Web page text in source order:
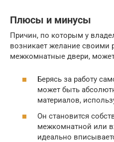
Плюсы и минусы
Причин, по которым у
возникает желание своими
межкомнатные двери,
Берясь за работу
может быть
материалов,
Он становится
межкомнатной или
идеально